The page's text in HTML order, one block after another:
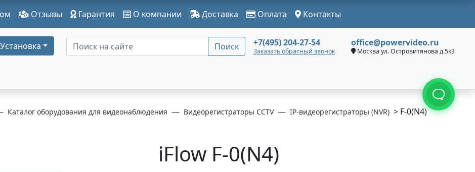
Отзывы Гарантия О компании Доставка Оплата Контакты
Поиск +7(495) 204-27-54
Заказать обратный звонок
office@powervideo.ru
Москва ул. Островитянова д.5к3
Каталог оборудования для видеонаблюдения Видеорегистраторы CCTV IP-видеорегистраторы (NVR) > F-0(N4)
iFlow F-0(N4)